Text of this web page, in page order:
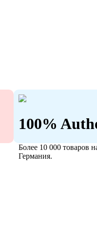
100%
Более 10 000
Германия.